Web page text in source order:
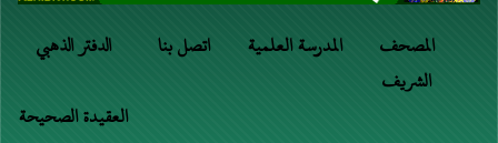
الدفتر الذهبي اتصل بنا المدرسة العلمية
المصحف
الشريف
العقيدة الصحيحة